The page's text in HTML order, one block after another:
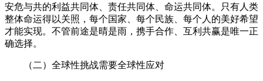
安危与共的利益共同体、责任共同体、命运共同体。只有人类
整体命运得以关照，每个国家、每个民族、每个人的美好希望
才能实现。不管前途是晴是雨，携手合作、互利共赢是唯一正
确选择。
（二）全球性挑战需要全球性应对